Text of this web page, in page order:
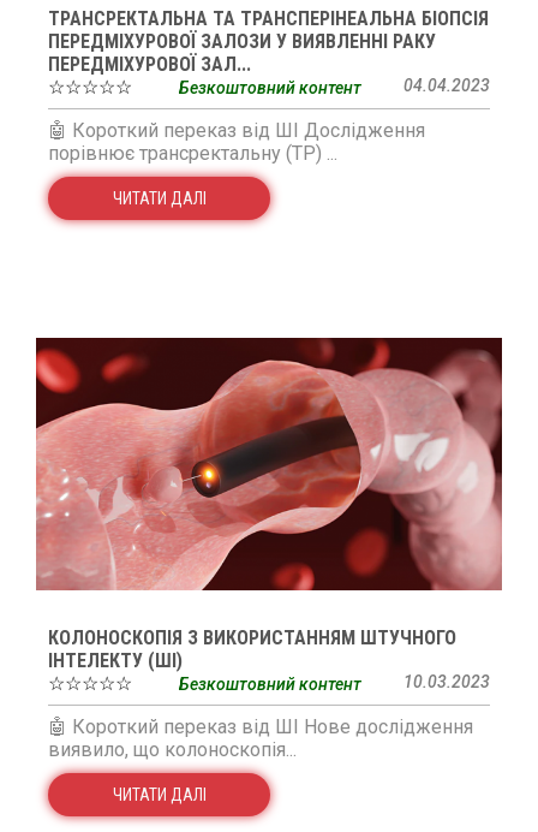
ТРАНСРЕКТАЛЬНА ТА ТРАНСПЕРІНЕАЛЬНА БІОПСІЯ
ПЕРЕДМІХУРОВОЇ ЗАЛОЗИ У ВИЯВЛЕННІ РАКУ
ПЕРЕДМІХУРОВОЇ ЗАЛ...
☆☆☆☆☆
04.04.2023
Безкоштовний контент
🤖 Короткий переказ від ШІ Дослідження
порівнює трансректальну (ТР) ...
ЧИТАТИ ДАЛІ
КОЛОНОСКОПІЯ З ВИКОРИСТАННЯМ ШТУЧНОГО
ІНТЕЛЕКТУ (ШІ)
☆☆☆☆☆
10.03.2023
Безкоштовний контент
🤖 Короткий переказ від ШІ Нове дослідження
виявило, що колоноскопія...
ЧИТАТИ ДАЛІ